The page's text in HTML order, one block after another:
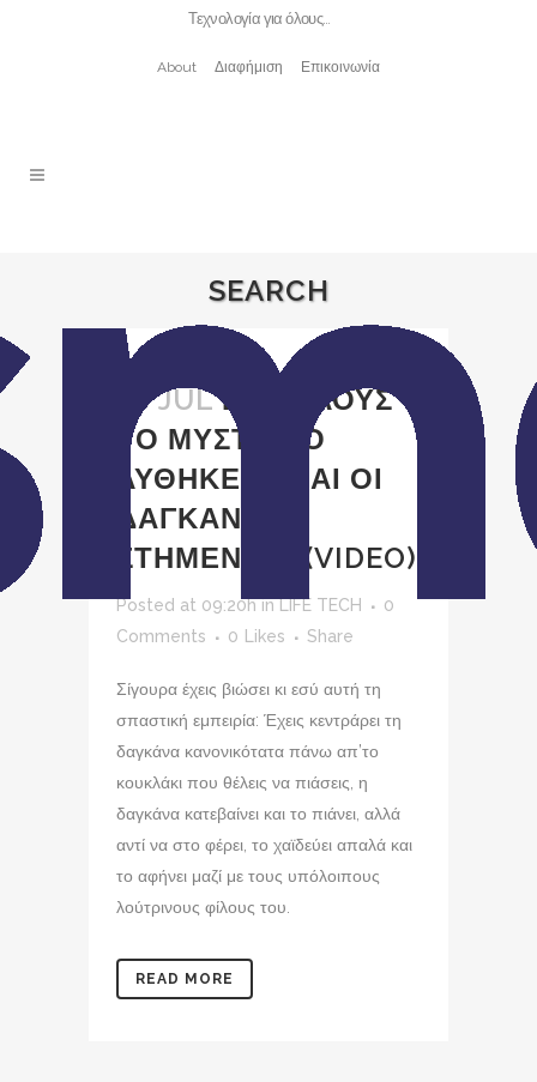
Τεχνολογία για όλους…
About Διαφήμιση Επικοινωνία
SEARCH
28 JUL ΕΠΙΤΕΛΟΥΣ
ΤΟ ΜΥΣΤΗΡΙΟ
ΛΥΘΗΚΕ! ΕΙΝΑΙ ΟΙ
ΔΑΓΚΑΝΕΣ
ΣΤΗΜΕΝΕΣ? (VIDEO)
Posted at 09:20hinLIFE TECH
0
Comments
0 Likes Share
Σίγουρα έχεις βιώσει κι εσύ αυτή τη
σπαστική εμπειρία: Έχεις κεντράρει τη
δαγκάνα κανονικότατα πάνω απ’το
κουκλάκι που θέλεις να πιάσεις, η
δαγκάνα κατεβαίνει και το πιάνει, αλλά
αντί να στο φέρει, το χαϊδεύει απαλά και
το αφήνει μαζί με τους υπόλοιπους
λούτρινους φίλους του.
READ MORE